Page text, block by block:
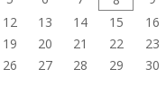
12 13 14 15
16
19 20 21 22
23
26 27 28 29
30